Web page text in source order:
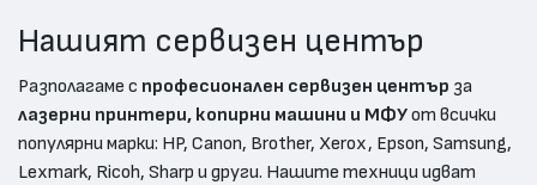
Нашият сервизен център
Разполагаме с професионален сервизен център за
лазерни принтери, копирни машини и МФУот всички
популярни марки: HP, Canon, Brother, Xerox, Epson, Samsung,
Lexmark, Ricoh, Sharp и други. Нашите техници идват